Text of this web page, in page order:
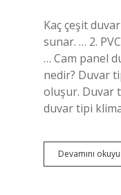
Kaç çeşit
sunar. … 2.
… Cam panel
nedir? Duvar
oluşur. Duvar
duvar tipi
Devamını